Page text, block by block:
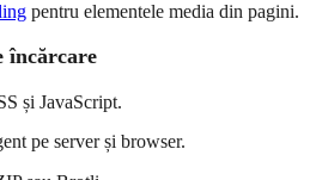
pentru elementele media din pagini.
încărcare
și JavaScript.
pe server și browser.